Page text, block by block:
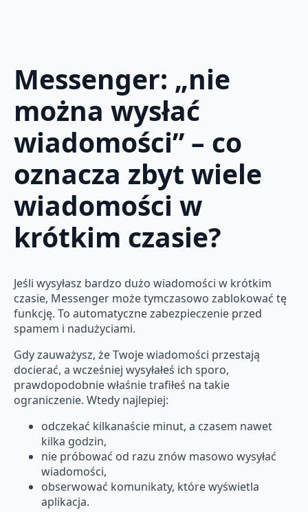
Messenger: „nie
można wysłać
wiadomości” – co
oznacza zbyt wiele
wiadomości w
krótkim czasie?
Jeśli wysyłasz bardzo dużo wiadomości w krótkim
czasie, Messenger może tymczasowo zablokować tę
funkcję. To automatyczne zabezpieczenie przed
spamem i nadużyciami.
Gdy zauważysz, że Twoje wiadomości przestają
docierać, a wcześniej wysyłałeś ich sporo,
prawdopodobnie właśnie trafiłeś na takie
ograniczenie. Wtedy najlepiej:
odczekać kilkanaście minut, a czasem nawet
kilka godzin,
nie próbować od razu znów masowo wysyłać
wiadomości,
obserwować komunikaty, które wyświetla
aplikacja.